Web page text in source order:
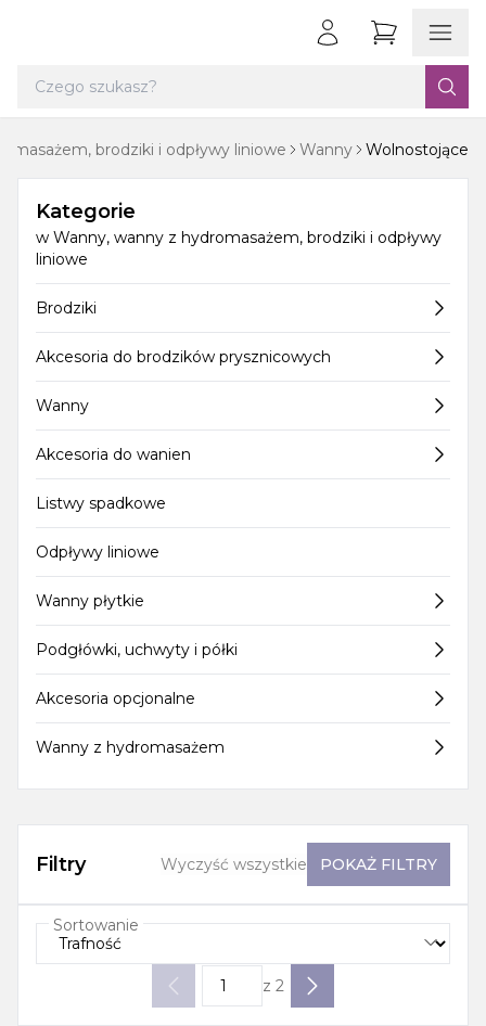
brodziki i odpływy liniowe Wanny Wolnostojące
Kategorie
w Wanny, wanny z hydromasażem, brodziki i odpływy
liniowe
Brodziki
Akcesoria do brodzików prysznicowych
Wanny
Akcesoria do wanien
Listwy spadkowe
Odpływy liniowe
Wanny płytkie
Podgłówki, uchwyty i półki
Akcesoria opcjonalne
Wanny z hydromasażem
Filtry Wyczyść wszystkie POKAŻ FILTRY
Sortowanie
z 2